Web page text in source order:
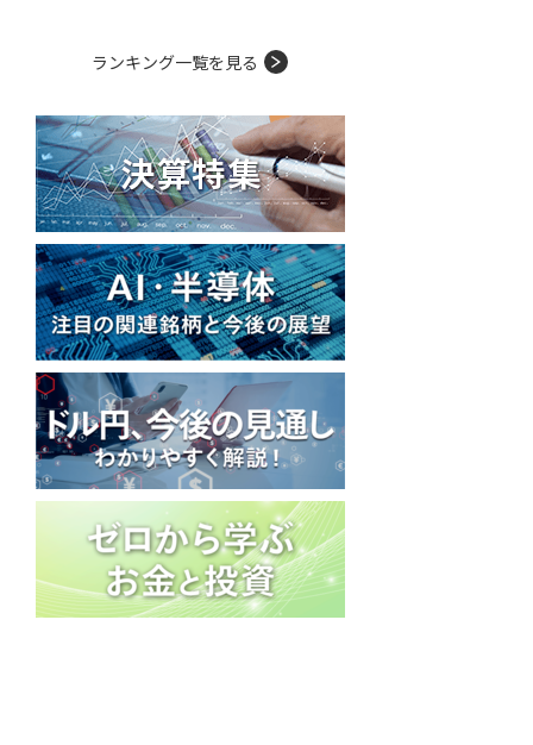
ランキング一覧を見る